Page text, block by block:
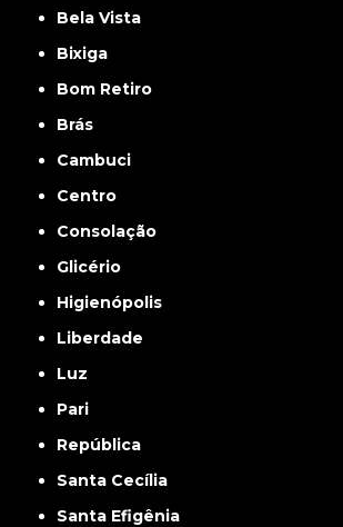
Bela Vista
Bixiga
Bom Retiro
Brás
Cambuci
Centro
Consolação
Glicério
Higienópolis
Liberdade
Luz
Pari
República
Santa Cecília
Santa Efigênia